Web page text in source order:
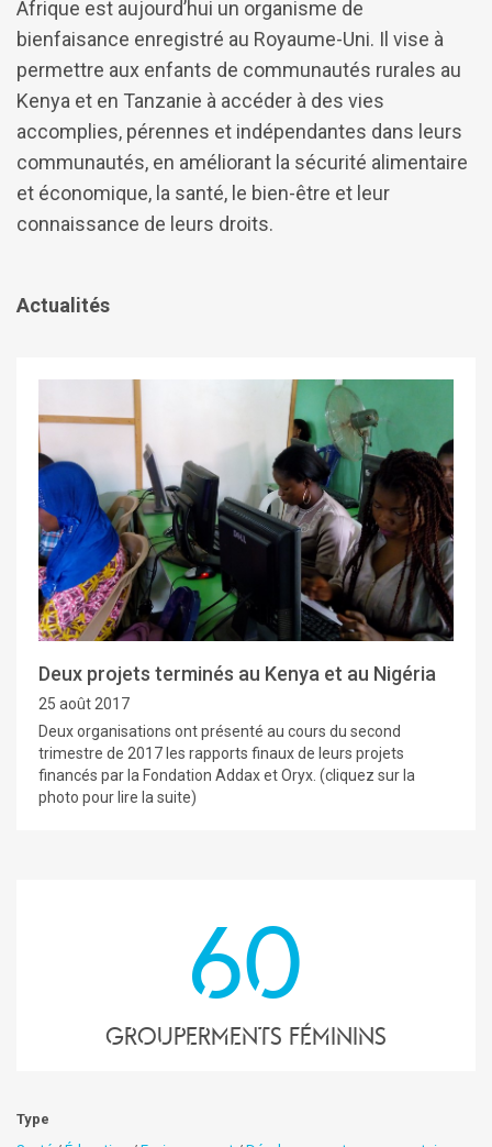
Afrique est aujourd’hui un organisme de
bienfaisance enregistré au Royaume-Uni. Il vise à
permettre aux enfants de communautés rurales au
Kenya et en Tanzanie à accéder à des vies
accomplies, pérennes et indépendantes dans leurs
communautés, en améliorant la sécurité alimentaire
et économique, la santé, le bien-être et leur
connaissance de leurs droits.
Actualités
Deux projets terminés au Kenya et au Nigéria
25 août 2017
Deux organisations ont présenté au cours du second
trimestre de 2017 les rapports finaux de leurs projets
financés par la Fondation Addax et Oryx. (cliquez sur la
photo pour lire la suite)
60
grouperments féminins
Type